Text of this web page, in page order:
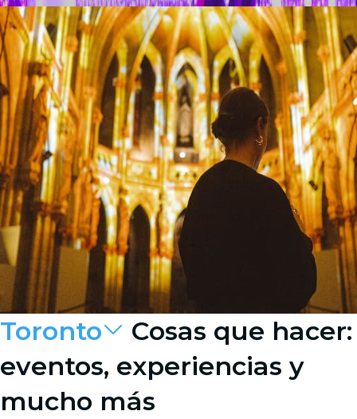
Toronto
Cosas que hacer:
eventos, experiencias y
mucho más